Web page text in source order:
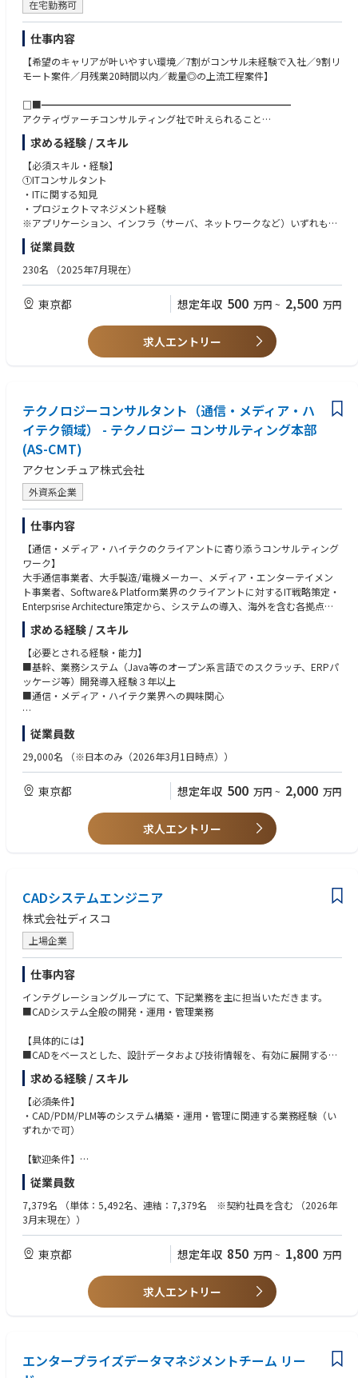
在宅勤務可
仕事内容
【希望のキャリアが叶いやすい環境／7割がコンサル未経験で入社／9割リ
モート案件／月残業20時間以内／裁量◎の上流工程案件】
□■━━━━━━━━━━━━━━━━━━━━━━━━━━
アクティヴァーチコンサルティング社で叶えられること
━━━━━━━━━━━━━━━━━━━━━━━━━━■□
■特徴/魅力
・1人1人の裁量が大きい
・意思決定が早く、スピード感のある働き方が可能
・好待遇、高給与、キャリアアップが実現できる
・代表や事業責任者と一緒に組織の拡大、推進に携わることができる
・チーム体制によるITコンサルティングからグロースまでのEnd to End支
■身につくスキル
・課題を特定するための論理的思考能力
・コミュニケーション能力
■コンサル未経験の方
・情報システム部門支援、PMO業務
■コンサル経験者の方
・大手クライアントの新規開拓および深耕、体制拡大
・急拡大をする部門の組織つくり、組織推進、マネジメントコンサルシフ
トの主導
・コンサルタントの育成・教育・マネジメント
・営業と連動し、提案活動やキーマンとのリレーションシップ
・ITコンサルタントとしての各プロジェクトデリバリー
・情報システム部門支援、PMO業務等
【具体的業務内容】
■コンサルティング案件(戦略、IT)のプロジェクトリード
■各ステークホルダーとのRM
■定常業務に対して業務プロセスの見直し、改善の提案推進を行う
■資料、ドキュメント作成
■ベンダー管理
■クライアントとの折衝、進捗管理、スケジュール管理
■品質管理、ドキュメントレビュー等の業務
■基本設計、詳細設計などの開発案件
■DX推進についての企画や戦略
■SAP導入プロジェクトの品質管理活動支援
■各PJにおけるテスト密度、バグ密度の集計、分析、評価サポート
■大手コンサルでの経験を持つボードメンバーを中心に創業以来着実に成
長を続ける新興ファーム
■経営戦略立案/新規事業創出/DX支援などの幅広いプロジェクト
■将来の幹部候補採用に向けてポテンシャル採用開始
【ポジションの魅力、強み】
ため、コンサルタントの意向を踏まえ、営業活動やプロジェクトアサイン
を行う体制が整っています。
・クライアントからの評価ががしっかりと給与に反映される環境です。(評
価項目の5割がクライアントからの評価という制度になっております。)
・残業月20時間程度(20時間以上残業する際には申請必須)、テレワーク可
とWLBを整えて働くことができる環境です。
弊社はお客様を巻き込んだチーム開発を得意としており、プロジェクトへ
開発に取り組んでおります。
プロジェクトマネージャとしてPJの提案からグロースまで、お客様と一丸
となってプロジェクトを推進いただける方を募集しております！
求める経験 / スキル
【必須スキル・経験】
①ITコンサルタント
・ITに関する知見
・プロジェクトマネジメント経験
※アプリケーション、インフラ（サーバ、ネットワークなど）いずれも応
募可能です。
・ファーム経験者
・システムに関連した業務改善をされたご経験がある方
・業務プロセス改善のご経験（BPR、BPM等）
・設計、開発管理、品質管理（ABAP,その他）経験
・SAP導入のご経験（品質管理、I/F開発）
・上昇志向が高い方
・コミュニケーションを取ることがお好きな方
従業員数
230名 （2025年7月現在）
東京都 想定年収 500 万円 ~ 2,500 万円
求人エントリー
テクノロジーコンサルタント（通信・メディア・ハ
イテク領域） - テクノロジー コンサルティング本部
(AS-CMT)
アクセンチュア株式会社
外資系企業
仕事内容
【通信・メディア・ハイテクのクライアントに寄り添うコンサルティング
ワーク】
大手通信事業者、大手製造/電機メーカー、メディア・エンターテイメン
ト事業者、Software＆Platform業界のクライアントに対するIT戦略策定・
Enterpsrise Architecture策定から、システムの導入、海外を含む各拠点へ
のロールアウトから業務定着の支援、システムの保守・運用まで、システ
ムインテグレーションのすべてのフェーズに対して、常にお客様に寄り添
い、一気通貫でのコンサルティングワークを提供しています。
職務内容は多岐にわたりますが、各種タスクやプロジェクト期間中に発生
する様々な課題解決に向けて、計画を立て・推進し・科学的に管理する役
割から、クライアントへの「顔」であり、グローバルを含めた社内の知見
す。
◆ポジションの魅力
業界にフォーカスを当てることで、よりクライアントの業務や事業の根幹
に切り込んだITコンサルティングが可能です。
るような”世界中のアクセンチュアの知見”を最大限に活用するプロジェク
トや、DXの文脈からCEO Issueでシステム構築につないでいくようなプロ
◆業務内容
・IT・業務トレンドを踏まえたシステム戦略の立案
・戦略を実現するためのアーキテクチャの選定
・アーキテクチャに合わせた業務プロセス—システム要件の定義・最適化
・システム開発における各タスクの計画策定、実行 ・業務改革支援、チェ
ンジマネジメント活動を通じたシステム導入効果の実現化支援
◆プロジェクト事例
・大手電機メーカ：全社IT戦略・EA策定および導入プロジェクト
orce, SAP S/4 HANA, IBP, Aribaなどで構成される全社Enterprise ITシステ
ム導入まで、一気通貫での支援を実施。
・大手通信業：次世代成長基盤構築プロジェクト
顧客戦略からコールセンター業務まで通信事業の基幹業務をSalesforce（S
ales Cloud、Service Cloud、Marketing Attomation、Mulesoft、Treasure
Data）をフル活用して一気通貫での業務、システム支援を実施。
・大手機械メーカ：基幹システム刷新プロジェクト
SAP S4/HANAを活用し、これまでよりもより高速に、より生産性を高めた
業務を実現するための基幹システム刷新を実施。
らGlobalメンバーと協業して推進。
モジュールも多岐にわたっており、基本であるSD/MM/FI/COだけでなく、
PP/eWM/GTS/CRM（Hybris Billing）BPCなども活用。
求める経験 / スキル
【必要とされる経験・能力】
■基幹、業務システム（Java等のオープン系言語でのスクラッチ、ERPパ
ッケージ等）開発導入経験３年以上
■通信・メディア・ハイテク業界への興味関心
【歓迎要件】
■大規模な複雑かつ難易度の高いSIのPM／PMO経験（大手Sier、SEとして
経験がある方、歓迎）
価管理等)
■SAP等、ERPシステムの導入経験
■HANAまたはSAPのCloud製品（Workday, ARIBA, SuccessFactors, Hybri
s, Cloud for Customer等）の知見
■オフショア開発経験
業界経験は不問。
通信・メディア・エンターテインメント・ハイテク業界に興味関心のある
方
・ビジネスレベルの日本語・システム設計/開発/PMO/プロジェクトリー
ド/マネジメントなどの経験
・テストや移行などシステムの品質を支える仕事の経験
※コンサル未経験者の方でも、業務/システム/SIなど 特定のご知見をベ
ースにキャッチアップし、活躍しているメンバーは多くおります。
◆歓迎（WANT）経験・スキル
・SFA、サプライチェーン、経理など業務ファンクションについての経験
・Java, PHP, NewIT（Cloud, SaaS, Security）の経験
・計画策定/ 実行経験 （テスト計画や移行計画などを含む）
・要件定義などIT上流の経験
・大規模SIのPMO経験（大手SIer、SEとして経験がある方歓迎です）
での経験
・ITコンサル関連の経験
◆求める人物像
・通信・メディア・エンターテインメント・ハイテク業界クライアントをI
・システム開発の経験を生かしながら、企業の方向性決定・業務の基本設
・クライアントフェイシング志向の方、チームワークを重視し、自発的に
課題解決・変化創造に取り組める方
従業員数
29,000名 （※日本のみ（2026年3月1日時点））
東京都 想定年収 500 万円 ~ 2,000 万円
求人エントリー
CADシステムエンジニア
株式会社ディスコ
上場企業
仕事内容
インテグレーショングループにて、下記業務を主に担当いただきます。
■CADシステム全般の開発・運用・管理業務
【具体的には】
■CADをベースとした、設計データおよび技術情報を、有効に展開するCA
Dシステムの構築
→CADデータ管理、CADコマンド開発、他システム連携機能開発、新バー
ジョンの動作検証等
→2D、3D、電装系、弱電系の各CADシステムの運用・管理・サポート
【勤務形態】原則出社勤務
【企業説明動画】https://youtube.com/playlist?list=PL8yfoAFltAcZrnb4B
EAojAKuCk48fK-4g&si=HTveYdT4LwnHn8EM
求める経験 / スキル
【必須条件】
・CAD/PDM/PLM等のシステム構築・運用・管理に関連する業務経験（い
ずれかで可）
【歓迎条件】
・C、VB等を用いたシステム開発経験
・web系、DB系のシステム開発経験
・製造業における社内SE業務経験
・サーバー、ネットワーク等の構築・管理経験
【求める人物像】
・利用者のニーズを汲み取り、システムに反映することができる方
従業員数
7,379名
（単体：5,492名、連結：7,379名 ※契約社員を含む （2026年
3月末現在））
東京都 想定年収 850 万円 ~ 1,800 万円
求人エントリー
エンタープライズデータマネジメントチーム リー